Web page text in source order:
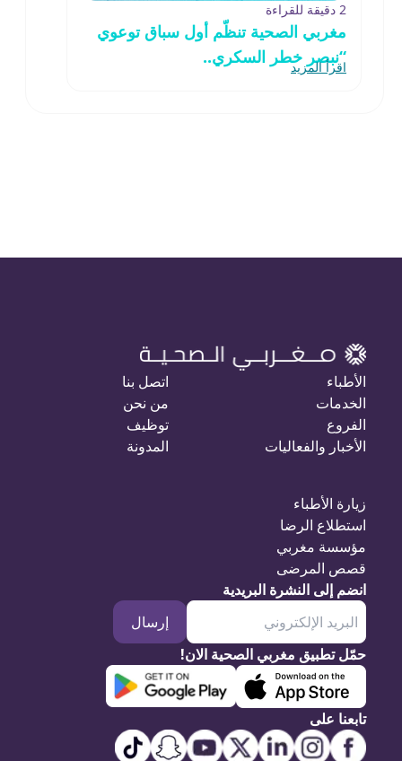
2 دقيقة للقراءة
مغربي الصحية تنظّم أول سباق توعوي
“نبصر خطر السكري..
اقرأ المزيد
الأطباء
الخدمات
الفروع
الأخبار والفعاليات
اتصل بنا
من نحن
توظيف
المدونة
زيارة الأطباء
استطلاع الرضا
مؤسسة مغربي
قصص المرضى
انضم إلى النشرة البريدية
إرسال
حمّل تطبيق مغربي الصحية الان!
تابعنا على